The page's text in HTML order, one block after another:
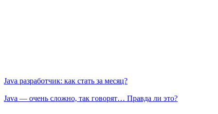
Java разработчик: как стать за месяц?
Java — очень сложно, так говорят… Правда ли это?